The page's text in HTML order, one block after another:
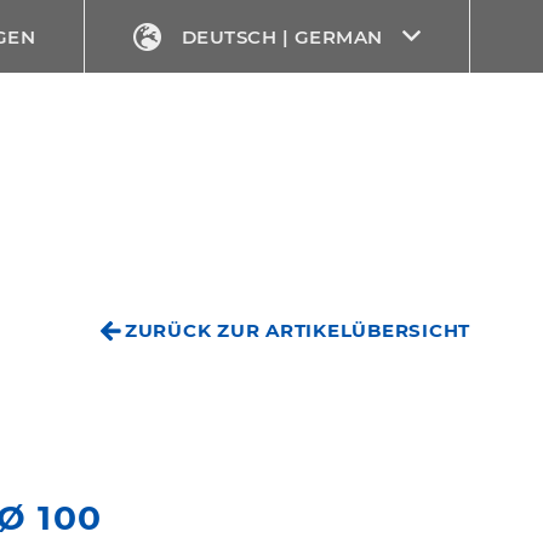
DEUTSCH | GERMAN
ZURÜCK ZUR ARTIKELÜBERSICHT
100